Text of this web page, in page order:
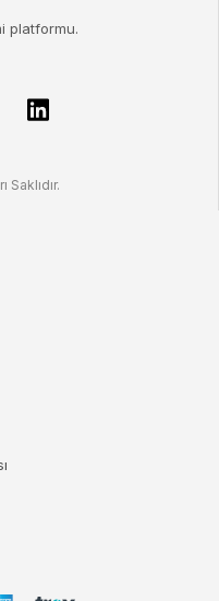
platformu.